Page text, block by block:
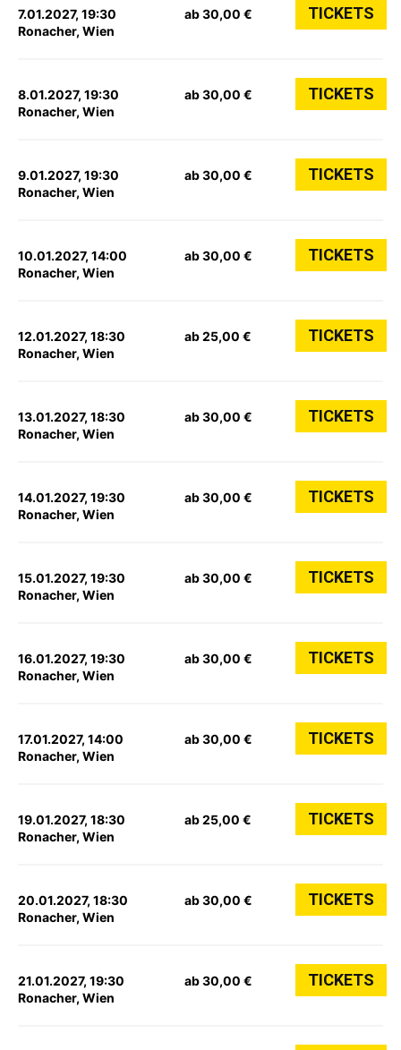
7.01.2027, 19:30
Ronacher, Wien
ab 30,00 € TICKETS
8.01.2027, 19:30
Ronacher, Wien
ab 30,00 € TICKETS
9.01.2027, 19:30
Ronacher, Wien
ab 30,00 € TICKETS
10.01.2027, 14:00
Ronacher, Wien
ab 30,00 € TICKETS
12.01.2027, 18:30
Ronacher, Wien
ab 25,00 € TICKETS
13.01.2027, 18:30
Ronacher, Wien
ab 30,00 € TICKETS
14.01.2027, 19:30
Ronacher, Wien
ab 30,00 € TICKETS
15.01.2027, 19:30
Ronacher, Wien
ab 30,00 € TICKETS
16.01.2027, 19:30
Ronacher, Wien
ab 30,00 € TICKETS
17.01.2027, 14:00
Ronacher, Wien
ab 30,00 € TICKETS
19.01.2027, 18:30
Ronacher, Wien
ab 25,00 € TICKETS
20.01.2027, 18:30
Ronacher, Wien
ab 30,00 € TICKETS
21.01.2027, 19:30
Ronacher, Wien
ab 30,00 € TICKETS